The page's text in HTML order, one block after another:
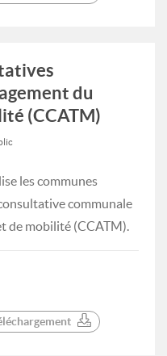
du
(CCATM)
les communes
communale
de mobilité (CCATM).